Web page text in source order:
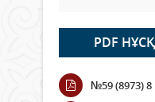
Open Air:
полиция
мыңнан
қауіпсіздігін
06 тамыз 2026 ж.
PDF
№59 (8973) 8